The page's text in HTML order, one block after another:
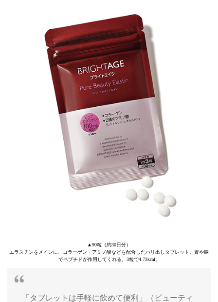
▲90粒（約30日分）
エラスチンをメインに、コラーゲン・アミノ酸などを配合したハリ出しタブレット。胃や腸
でペプチドが作用してくれる。3粒で4.73kcal。
「タブレットは手軽に飲めて便利」（ビューティ